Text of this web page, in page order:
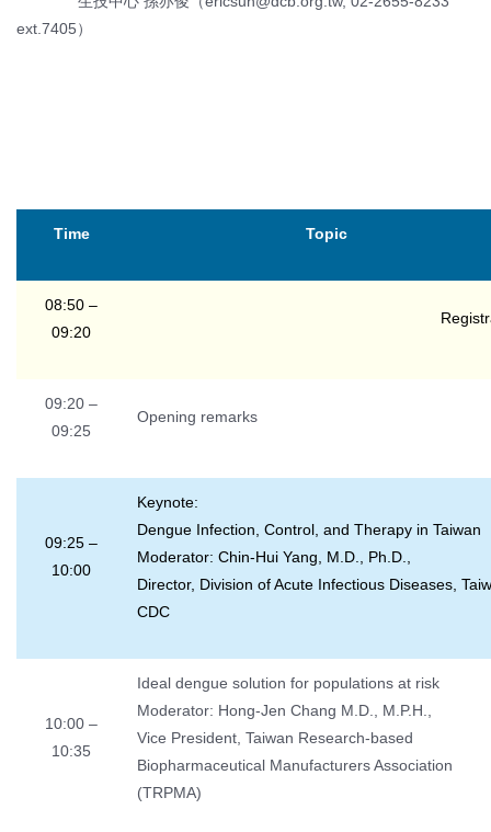
ext.7405）
Time Topic
08:50 –
09:20
09:20 –
09:25
Opening remarks
09:25 –
10:00
Keynote:
Dengue Infection, Control, and Therapy in Taiwan
Moderator: Chin-Hui Yang, M.D., Ph.D.,
Director, Division of Acute Infectious Diseases,
CDC
10:00 –
10:35
Ideal dengue solution for populations at risk
Moderator: Hong-Jen Chang M.D., M.P.H.,
Vice President, Taiwan Research-based
Biopharmaceutical Manufacturers Association
(TRPMA)